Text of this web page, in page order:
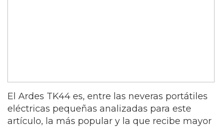
El Ardes TK44 es, entre las neveras portátiles
eléctricas pequeñas analizadas para este
artículo, la más popular y la que recibe mayor